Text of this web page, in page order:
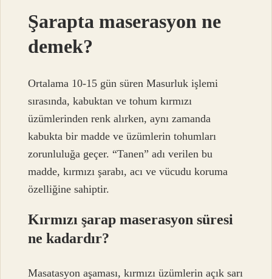
Şarapta maserasyon ne
demek?
Ortalama 10-15 gün süren Masurluk işlemi
sırasında, kabuktan ve tohum kırmızı
üzümlerinden renk alırken, aynı zamanda
kabukta bir madde ve üzümlerin tohumları
zorunluluğa geçer. “Tanen” adı verilen bu
madde, kırmızı şarabı, acı ve vücudu koruma
özelliğine sahiptir.
Kırmızı şarap maserasyon süresi
ne kadardır?
Masatasyon aşaması, kırmızı üzümlerin açık sarı